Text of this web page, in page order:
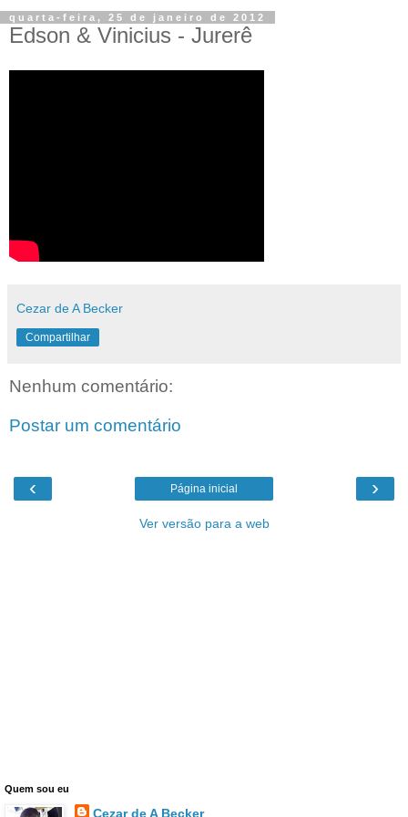
quarta-feira, 25 de janeiro de 2012
Edson & Vinicius - Jurerê
Cezar de A Becker
Compartilhar
Nenhum comentário:
Postar um comentário
‹ ›
Página inicial
Ver versão para a web
Quem sou eu
Cezar de A Becker